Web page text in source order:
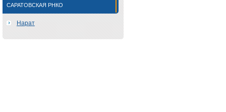
САРАТОВСКАЯ РНКО
Нарат